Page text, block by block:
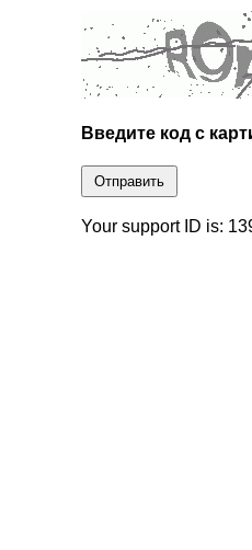
Введите код с
Отправить
Your support ID is: